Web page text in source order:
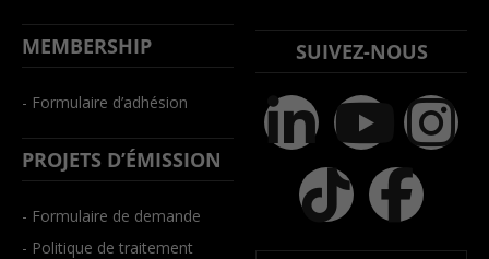
MEMBERSHIP
- Formulaire d’adhésion
PROJETS D’ÉMISSION
- Formulaire de demande
- Politique de traitement
SUIVEZ-NOUS